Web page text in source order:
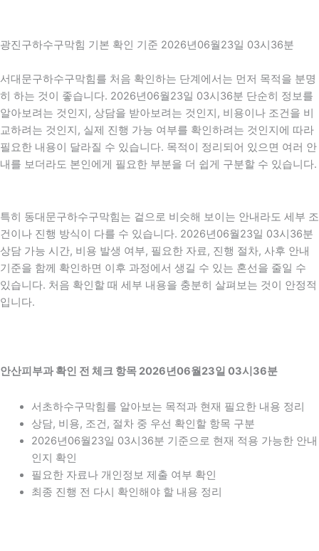
광진구하수구막힘 기본 확인 기준 2026년06월23일 03시36분
서대문구하수구막힘를 처음 확인하는 단계에서는 먼저 목적을 분명
히 하는 것이 좋습니다. 2026년06월23일 03시36분 단순히 정보를
알아보려는 것인지, 상담을 받아보려는 것인지, 비용이나 조건을 비
교하려는 것인지, 실제 진행 가능 여부를 확인하려는 것인지에 따라
필요한 내용이 달라질 수 있습니다. 목적이 정리되어 있으면 여러 안
내를 보더라도 본인에게 필요한 부분을 더 쉽게 구분할 수 있습니다.
특히 동대문구하수구막힘는 겉으로 비슷해 보이는 안내라도 세부 조
건이나 진행 방식이 다를 수 있습니다. 2026년06월23일 03시36분
상담 가능 시간, 비용 발생 여부, 필요한 자료, 진행 절차, 사후 안내
기준을 함께 확인하면 이후 과정에서 생길 수 있는 혼선을 줄일 수
있습니다. 처음 확인할 때 세부 내용을 충분히 살펴보는 것이 안정적
입니다.
안산피부과 확인 전 체크 항목 2026년06월23일 03시36분
서초하수구막힘를 알아보는 목적과 현재 필요한 내용 정리
상담, 비용, 조건, 절차 중 우선 확인할 항목 구분
2026년06월23일 03시36분 기준으로 현재 적용 가능한 안내
인지 확인
필요한 자료나 개인정보 제출 여부 확인
최종 진행 전 다시 확인해야 할 내용 정리